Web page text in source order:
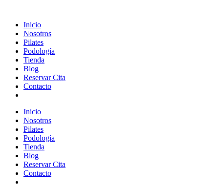
Inicio
Nosotros
Pilates
Podología
Tienda
Blog
Reservar Cita
Contacto
Inicio
Nosotros
Pilates
Podología
Tienda
Blog
Reservar Cita
Contacto